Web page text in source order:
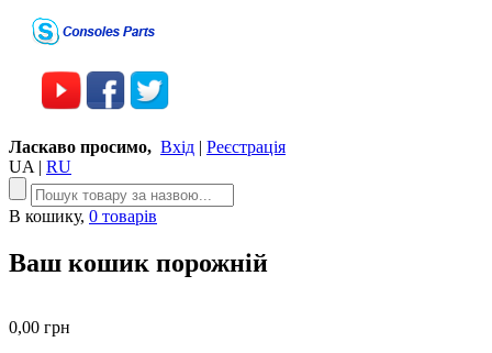
Ласкаво просимо, Вхід | Реєстрація
UA | RU
В кошику, 0 товарів
Ваш кошик порожній
0,00 грн